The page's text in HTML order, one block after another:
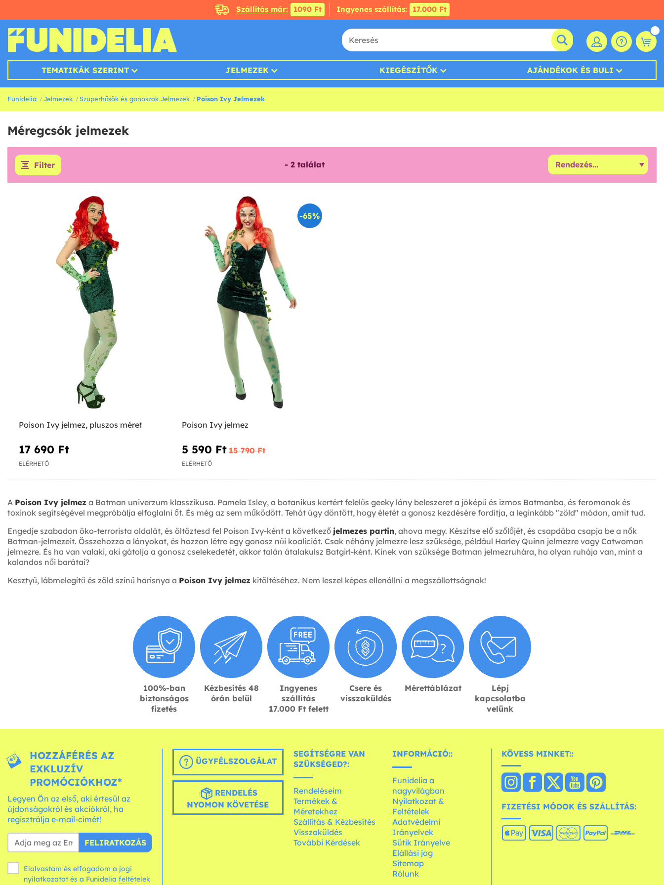
Szállítás már: 1090 Ft Ingyenes szállítás: 17.000 Ft
TEMATIKÁK SZERINT JELMEZEK KIEGÉSZÍTŐK AJÁNDÉKOK ÉS BULI
Funidelia Jelmezek Szuperhősök és gonoszok Jelmezek Poison Ivy Jelmezek
Méregcsók jelmezek
Filter - 2 találat
Poison Ivy jelmez, pluszos méret
17 690 Ft‎
ELÉRHETŐ
-65%
Poison Ivy jelmez
5 590 Ft‎ 15 790 Ft‎
ELÉRHETŐ
A Poison Ivy jelmez a Batman univerzum klasszikusa. Pamela Isley, a botanikus kertért felelős geeky lány beleszeret a jóképű és izmos Batmanba, és feromonok és
toxinok segítségével megpróbálja elfoglalni őt. És még az sem működött. Tehát úgy döntött, hogy életét a gonosz kezdésére fordítja, a leginkább "zöld" módon, amit tud.
Engedje szabadon öko-terrorista oldalát, és öltöztesd fel Poison Ivy-ként a következő jelmezes partin, ahova megy. Készítse elő szőlőjét, és csapdába csapja be a nők
Batman-jelmezeit. Összehozza a lányokat, és hozzon létre egy gonosz női koalíciót. Csak néhány jelmezre lesz szüksége, például Harley Quinn jelmezre vagy Catwoman
jelmezre. És ha van valaki, aki gátolja a gonosz cselekedetét, akkor talán átalakulsz Batgirl-ként. Kinek van szüksége Batman jelmezruhára, ha olyan ruhája van, mint a
kalandos női barátai?
Kesztyű, lábmelegítő és zöld színű harisnya a Poison Ivy jelmez kitöltéséhez. Nem leszel képes ellenállni a megszállottságnak!
100%-ban
biztonságos
fizetés
Kézbesítés 48
órán belül
Ingyenes
szállítás
17.000 Ft felett
Csere és
visszaküldés
Mérettáblázat
Lépj
kapcsolatba
velünk
HOZZÁFÉRÉS AZ
EXKLUZÍV
PROMÓCIÓKHOZ*
Legyen Ön az első, aki értesül az
újdonságokról és akciókról, ha
regisztrálja e-mail-címét!
FELIRATKOZÁS
Elolvastam és elfogadom a jogi
nyilatkozatot és a Funidelia feltételek
ÜGYFÉLSZOLGÁLAT
RENDELÉS
NYOMON KÖVETÉSE
SEGÍTSÉGRE VAN
SZÜKSÉGED?:
Rendeléseim
Termékek &
Méretekhez
Szállítás & Kézbesítés
Visszaküldés
További Kérdések
INFORMÁCIÓ::
Funidelia a
nagyvilágban
Nyilatkozat &
Feltételek
Adatvédelmi
Irányelvek
Sütik Irányelve
Elállási jog
Sitemap
Rólunk
KÖVESS MINKET::
FIZETÉSI MÓDOK ÉS SZÁLLÍTÁS: